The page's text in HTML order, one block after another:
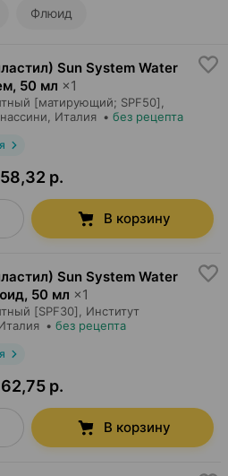
Флюид
Sun System Water
, 50 мл ×1
[матирующий; SPF50],
, Италия • без рецепта
р.
В корзину
Sun System Water
, 50 мл ×1
[SPF30],
Институт
Италия • без рецепта
р.
В корзину